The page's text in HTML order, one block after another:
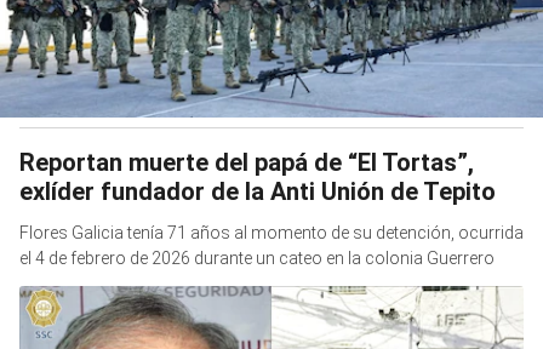
Reportan muerte del papá de “El Tortas”,
exlíder fundador de la Anti Unión de Tepito
Flores Galicia tenía 71 años al momento de su detención, ocurrida
el 4 de febrero de 2026 durante un cateo en la colonia Guerrero